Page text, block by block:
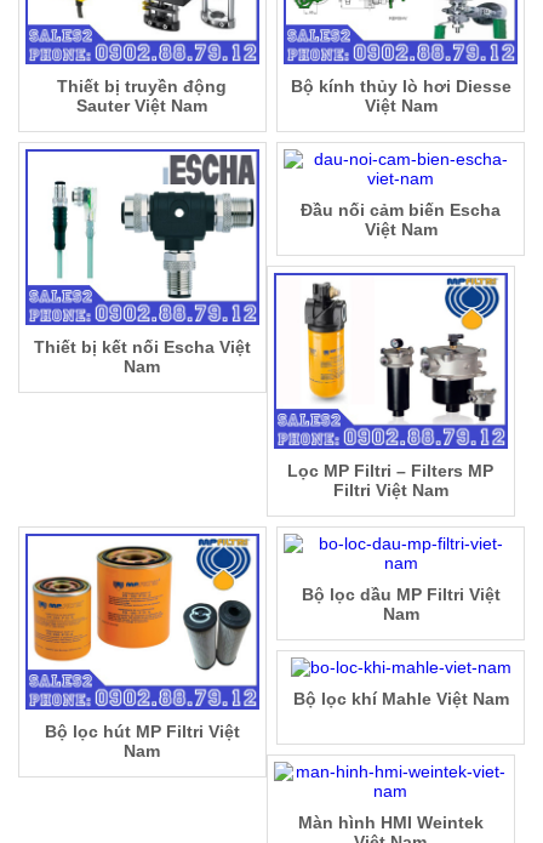
Thiết bị truyền động
Sauter Việt Nam
Bộ kính thủy lò hơi Diesse
Việt Nam
Thiết bị kết nối Escha Việt
Nam
Đầu nối cảm biến Escha
Việt Nam
Lọc MP Filtri – Filters MP
Filtri Việt Nam
Bộ lọc dầu MP Filtri Việt
Nam
Bộ lọc hút MP Filtri Việt
Nam
Bộ lọc khí Mahle Việt Nam
Màn hình HMI Weintek